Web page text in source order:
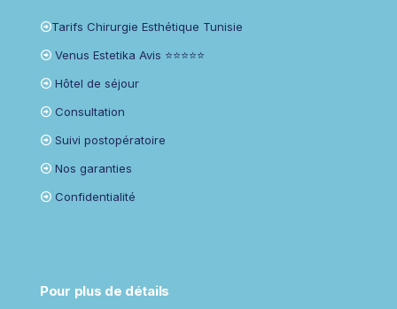
Tarifs Chirurgie Esthétique Tunisie
Venus Estetika Avis ⭐⭐⭐⭐⭐
Hôtel de séjour
Consultation
Suivi postopératoire
Nos garanties
Confidentialité
Pour plus de détails